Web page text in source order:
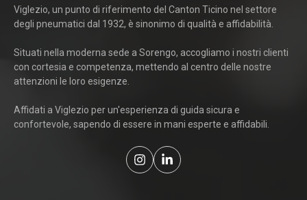
Viglezio, un punto di riferimento del Canton Ticino nel settore
degli pneumatici dal 1932, è sinonimo di qualità e affidabilità.
Situati nella moderna sede a Sorengo, accogliamo i nostri clienti
con cortesia e competenza, mettendo al centro delle nostre
attenzioni le loro esigenze.
Affidati a Viglezio per un'esperienza di guida sicura e
confortevole, sapendo di essere in mani esperte e affidabili.